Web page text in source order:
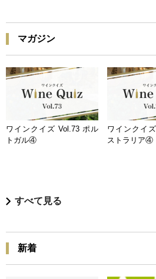
マガジン
ワインクイズ Vol.73 ポル
トガル④
ワインクイ
ストラリア④
すべて見る
新着